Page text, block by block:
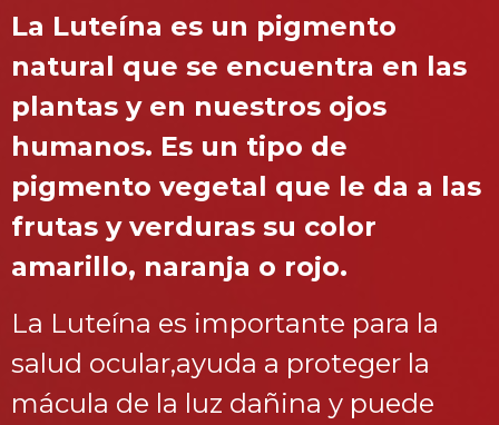
La Luteína es un pigmento
natural que se encuentra en las
plantas y en nuestros ojos
humanos. Es un tipo de
pigmento vegetal que le da a las
frutas y verduras su color
amarillo, naranja o rojo.
La Luteína es importante para la
salud ocular,ayuda a proteger la
mácula de la luz dañina y puede